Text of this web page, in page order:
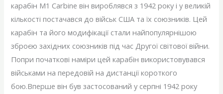
карабін M1 Carbine він вироблявся з 1942 року і у великій
кількості постачався до військ США та їх союзників. Цей
карабін та його модифікації стали найпопулярнішою
зброєю західних союзників під час Другої світової війни.
Попри початкові наміри цей карабін використовувався
військами на передовій на дистанції короткого
бою.Вперше він був застосований у серпні 1942 року